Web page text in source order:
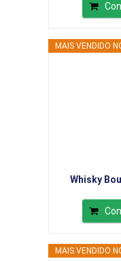
MAIS VENDIDO
Whisky
MAIS VENDIDO